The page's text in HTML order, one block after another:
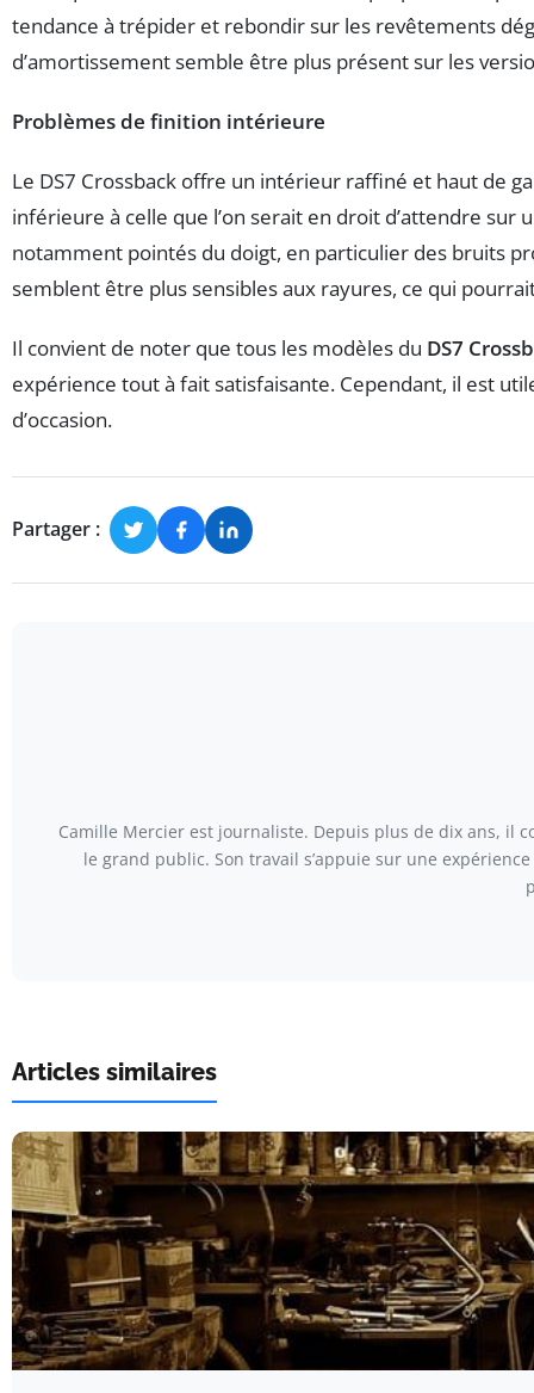
tendance à trépider et rebondir sur les revêtements
d’amortissement semble être plus présent sur les
Problèmes de finition intérieure
Le DS7 Crossback offre un intérieur raffiné et haut de
inférieure à celle que l’on serait en droit d’attendre sur
notamment pointés du doigt, en particulier des bruits
semblent être plus sensibles aux rayures, ce qui
Il convient de noter que tous les modèles du DS7
expérience tout à fait satisfaisante. Cependant, il est
d’occasion.
Partager :
Camille Mercier est journaliste. Depuis plus de dix ans, il
le grand public. Son travail s’appuie sur une
Articles similaires